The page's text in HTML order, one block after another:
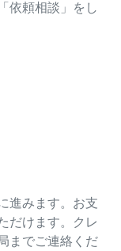
依頼相談」をし
進みます。お支
だけます。クレ
までご連絡くだ